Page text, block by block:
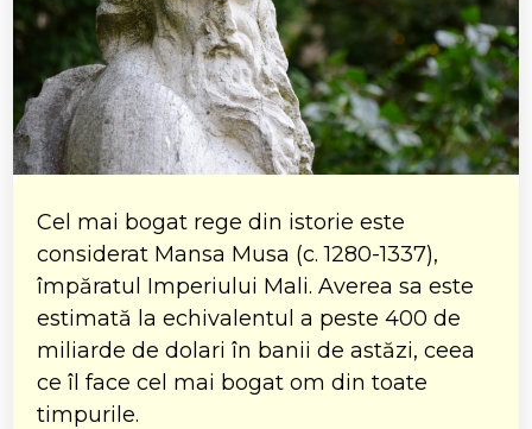
Cel mai bogat rege din istorie este
considerat Mansa Musa (c. 1280-1337),
împăratul Imperiului Mali. Averea sa este
estimată la echivalentul a peste 400 de
miliarde de dolari în banii de astăzi, ceea
ce îl face cel mai bogat om din toate
timpurile.